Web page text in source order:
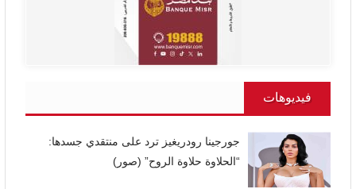
فيديوهات
جورجينا رودريغيز ترد على منتقدي جسدها:
“الحلاوة حلاوة الروح” (صور)